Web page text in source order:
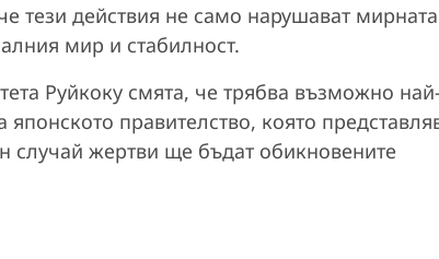
тези действия не само нарушават мирната
мир и стабилност.
Руйкоку смята, че трябва възможно най-
правителство, която
случай жертви ще бъдат обикновените